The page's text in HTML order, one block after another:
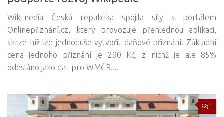
Wikimedia Česká republika spojila síly s portálem
Onlinepřiznání.cz, který provozuje přehlednou aplikaci,
skrze níž lze jednoduše vytvořit daňové přiznání. Základní
cena jednoho přiznání je 290 Kč, z nichž je ale 85%
odesláno jako dar pro WMČR....
1